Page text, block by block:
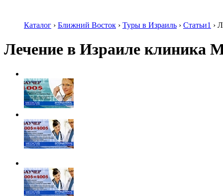
Каталог › Ближний Восток › Туры в Израиль › Статьи1 ›
Лечение в Израиле клиника